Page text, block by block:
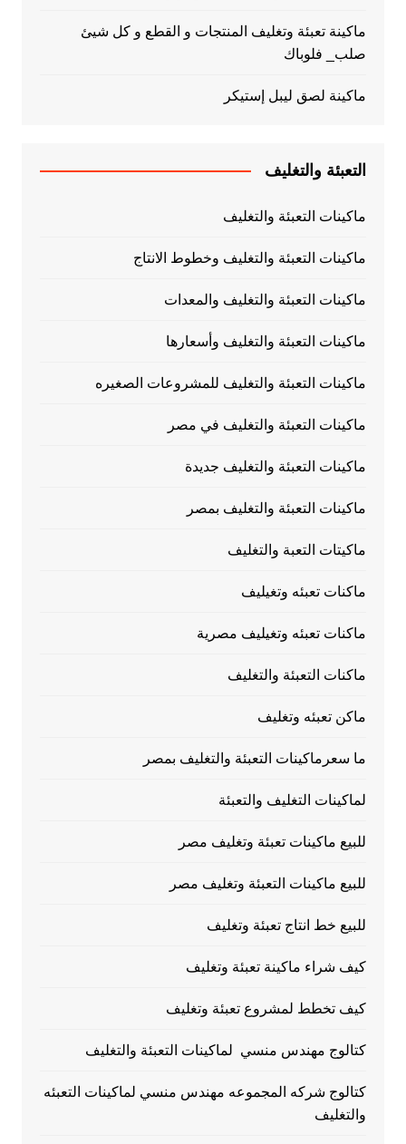
ماكينة تعبئة وتغليف المنتجات و القطع و كل شيئ
صلب_ فلوباك
ماكينة لصق ليبل إستيكر
التعبئة والتغليف
ماكينات التعبئة والتغليف
ماكينات التعبئة والتغليف وخطوط الانتاج
ماكينات التعبئة والتغليف والمعدات
ماكينات التعبئة والتغليف وأسعارها
ماكينات التعبئة والتغليف للمشروعات الصغيره
ماكينات التعبئة والتغليف في مصر
ماكينات التعبئة والتغليف جديدة
ماكينات التعبئة والتغليف بمصر
ماكيتات التعبة والتغليف
ماكنات تعبئه وتغيليف
ماكنات تعبئه وتغيليف مصرية
ماكنات التعبئة والتغليف
ماكن تعبئه وتغليف
ما سعرماكينات التعبئة والتغليف بمصر
لماكينات التغليف والتعبئة
للبيع ماكينات تعبئة وتغليف مصر
للبيع ماكينات التعبئة وتغليف مصر
للبيع خط انتاج تعبئة وتغليف
كيف شراء ماكينة تعبئة وتغليف
كيف تخطط لمشروع تعبئة وتغليف
كتالوج مهندس منسي لماكينات التعبئة والتغليف
كتالوج شركه المجموعه مهندس منسي لماكينات التعبئه
والتغليف